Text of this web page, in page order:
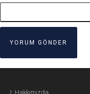
Hakkımızda